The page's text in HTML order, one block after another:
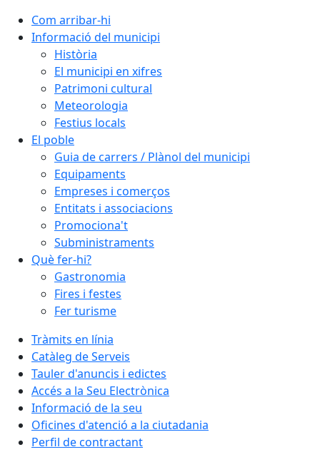
Com arribar-hi
Informació del municipi
Història
El municipi en xifres
Patrimoni cultural
Meteorologia
Festius locals
El poble
Guia de carrers / Plànol del municipi
Equipaments
Empreses i comerços
Entitats i associacions
Promociona't
Subministraments
Què fer-hi?
Gastronomia
Fires i festes
Fer turisme
Tràmits en línia
Catàleg de Serveis
Tauler d'anuncis i edictes
Accés a la Seu Electrònica
Informació de la seu
Oficines d'atenció a la ciutadania
Perfil de contractant